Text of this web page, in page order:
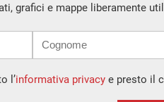
grafici e mappe liberamente
l’informativa privacye presto il